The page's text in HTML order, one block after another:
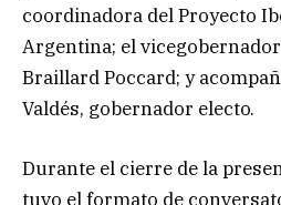
coordinadora del Proyecto
Argentina; el
Braillard Poccard; y
Valdés, gobernador electo.
Durante el cierre de la
tuvo el formato de